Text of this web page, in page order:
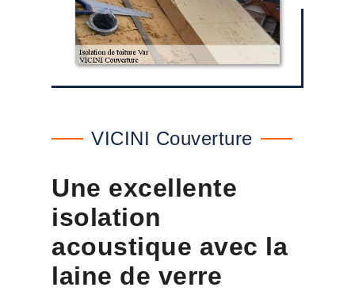
VICINI Couverture
Une excellente
isolation
acoustique avec la
laine de verre